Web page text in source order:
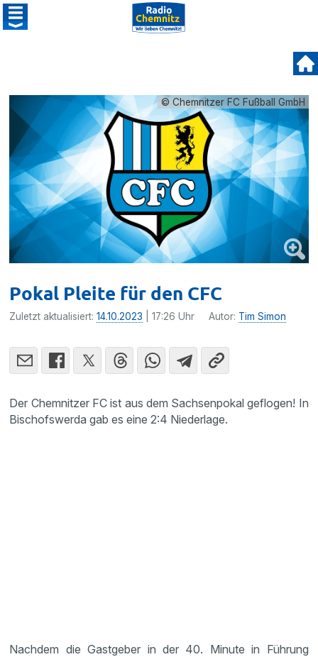
© Chemnitzer FC Fußball GmbH
Pokal Pleite für den CFC
Zuletzt aktualisiert:14.10.2023 | 17:26 Uhr Autor: Tim Simon
Der Chemnitzer FC ist aus dem Sachsenpokal geflogen! In
Bischofswerda gab es eine 2:4 Niederlage.
Nachdem die Gastgeber in der 40. Minute in Führung